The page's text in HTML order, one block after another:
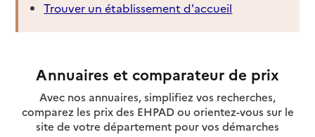
Trouver un établissement d'accueil
Annuaires et comparateur de prix
Avec nos annuaires, simplifiez vos recherches,
comparez les prix des EHPAD ou orientez-vous sur le
site de votre département pour vos démarches